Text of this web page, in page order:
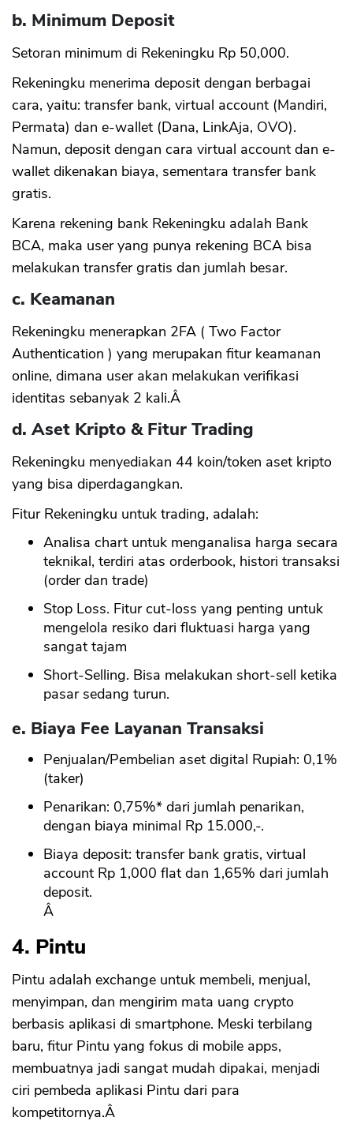
b. Minimum Deposit
Setoran minimum di Rekeningku Rp 50,000.
Rekeningku menerima deposit dengan berbagai
cara, yaitu: transfer bank, virtual account (Mandiri,
Permata) dan e-wallet (Dana, LinkAja, OVO).
Namun, deposit dengan cara virtual account dan e-
wallet dikenakan biaya, sementara transfer bank
gratis.
Karena rekening bank Rekeningku adalah Bank
BCA, maka user yang punya rekening BCA bisa
melakukan transfer gratis dan jumlah besar.
c. Keamanan
Rekeningku menerapkan 2FA ( Two Factor
Authentication ) yang merupakan fitur keamanan
online, dimana user akan melakukan verifikasi
identitas sebanyak 2 kali.Â
d. Aset Kripto & Fitur Trading
Rekeningku menyediakan 44 koin/token aset kripto
yang bisa diperdagangkan.
Fitur Rekeningku untuk trading, adalah:
Analisa chart untuk menganalisa harga secara
teknikal, terdiri atas orderbook, histori transaksi
(order dan trade)
Stop Loss. Fitur cut-loss yang penting untuk
mengelola resiko dari fluktuasi harga yang
sangat tajam
Short-Selling. Bisa melakukan short-sell ketika
pasar sedang turun.
e. Biaya Fee Layanan Transaksi
Penjualan/Pembelian aset digital Rupiah: 0,1%
(taker)
Penarikan: 0,75%* dari jumlah penarikan,
dengan biaya minimal Rp 15.000,-.
Biaya deposit: transfer bank gratis, virtual
account Rp 1,000 flat dan 1,65% dari jumlah
deposit.
Â
4. Pintu
Pintu adalah exchange untuk membeli, menjual,
menyimpan, dan mengirim mata uang crypto
berbasis aplikasi di smartphone. Meski terbilang
baru, fitur Pintu yang fokus di mobile apps,
membuatnya jadi sangat mudah dipakai, menjadi
ciri pembeda aplikasi Pintu dari para
kompetitornya.Â